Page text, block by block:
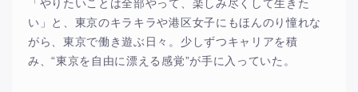
「やりたいことは全部やって、楽しみ尽くして生きた
い」と、東京のキラキラや港区女子にもほんのり憧れな
がら、東京で働き遊ぶ日々。少しずつキャリアを積
み、“東京を自由に漂える感覚”が手に入っていた。